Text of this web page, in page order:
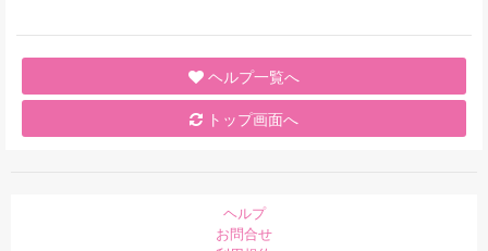
ヘルプ一覧へ
トップ画面へ
ヘルプ
お問合せ